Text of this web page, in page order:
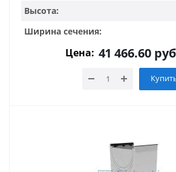
Высота:
Ширина сечения:
Цена: 41 466.60